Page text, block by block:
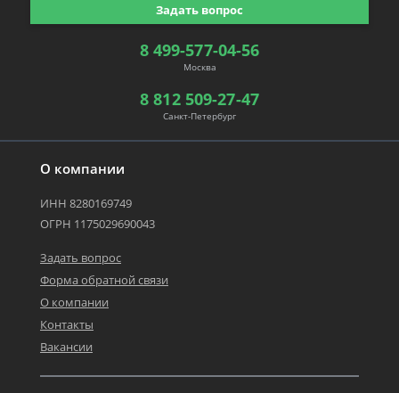
О компании
ИНН 8280169749
ОГРН 1175029690043
Задать вопрос
Форма обратной связи
О компании
Контакты
Вакансии
8 499-577-04-56
Москва
8 812 509-27-47
Санкт-Петербург
Задать вопрос